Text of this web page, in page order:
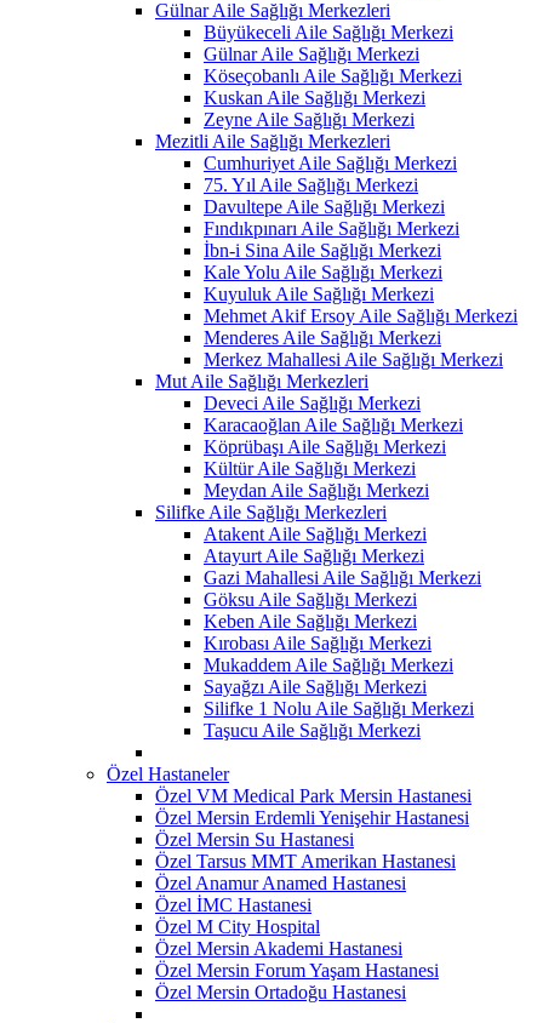
Gülnar Aile Sağlığı Merkezleri
Büyükeceli Aile Sağlığı Merkezi
Gülnar Aile Sağlığı Merkezi
Köseçobanlı Aile Sağlığı Merkezi
Kuskan Aile Sağlığı Merkezi
Zeyne Aile Sağlığı Merkezi
Mezitli Aile Sağlığı Merkezleri
Cumhuriyet Aile Sağlığı Merkezi
75. Yıl Aile Sağlığı Merkezi
Davultepe Aile Sağlığı Merkezi
Fındıkpınarı Aile Sağlığı Merkezi
İbn-i Sina Aile Sağlığı Merkezi
Kale Yolu Aile Sağlığı Merkezi
Kuyuluk Aile Sağlığı Merkezi
Mehmet Akif Ersoy Aile Sağlığı Merkezi
Menderes Aile Sağlığı Merkezi
Merkez Mahallesi Aile Sağlığı Merkezi
Mut Aile Sağlığı Merkezleri
Deveci Aile Sağlığı Merkezi
Karacaoğlan Aile Sağlığı Merkezi
Köprübaşı Aile Sağlığı Merkezi
Kültür Aile Sağlığı Merkezi
Meydan Aile Sağlığı Merkezi
Silifke Aile Sağlığı Merkezleri
Atakent Aile Sağlığı Merkezi
Atayurt Aile Sağlığı Merkezi
Gazi Mahallesi Aile Sağlığı Merkezi
Göksu Aile Sağlığı Merkezi
Keben Aile Sağlığı Merkezi
Kırobası Aile Sağlığı Merkezi
Mukaddem Aile Sağlığı Merkezi
Sayağzı Aile Sağlığı Merkezi
Silifke 1 Nolu Aile Sağlığı Merkezi
Taşucu Aile Sağlığı Merkezi
Özel Hastaneler
Özel VM Medical Park Mersin Hastanesi
Özel Mersin Erdemli Yenişehir Hastanesi
Özel Mersin Su Hastanesi
Özel Tarsus MMT Amerikan Hastanesi
Özel Anamur Anamed Hastanesi
Özel İMC Hastanesi
Özel M City Hospital
Özel Mersin Akademi Hastanesi
Özel Mersin Forum Yaşam Hastanesi
Özel Mersin Ortadoğu Hastanesi